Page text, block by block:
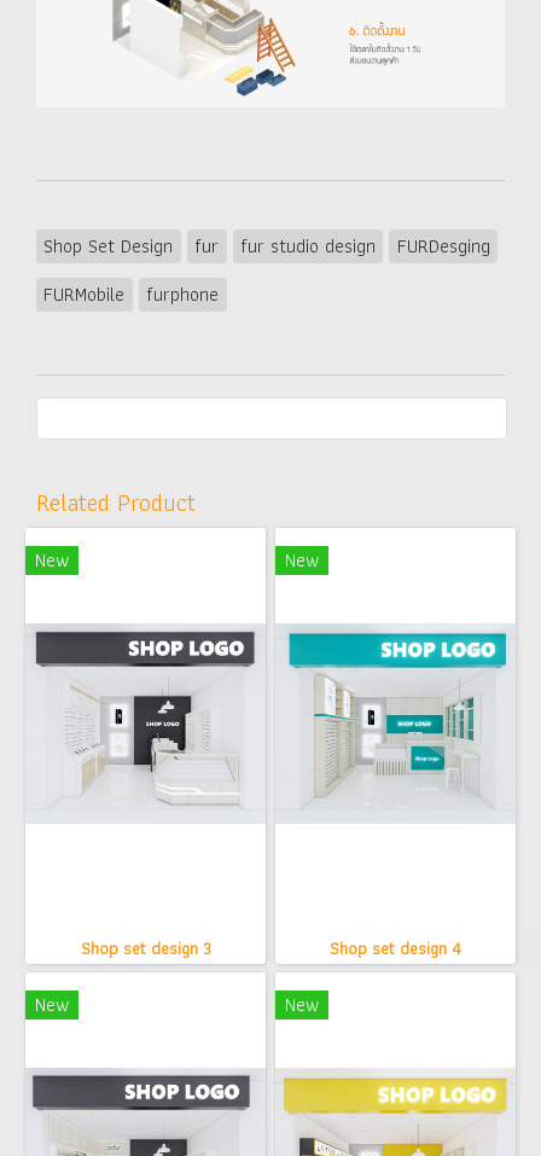
Shop Set Design fur fur studio design
FURDesging
FURMobile
furphone
Related Product
New
Shop set design 3
New
Shop set design 4
New New